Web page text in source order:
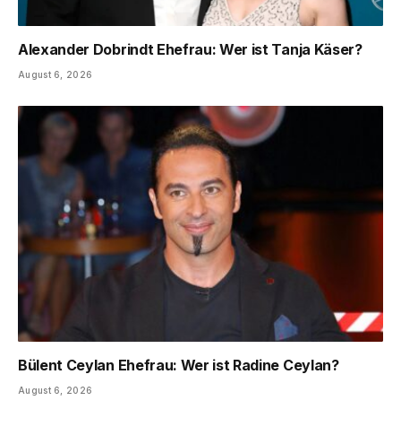
Alexander Dobrindt Ehefrau: Wer ist Tanja Käser?
August 6, 2026
Bülent Ceylan Ehefrau: Wer ist Radine Ceylan?
August 6, 2026